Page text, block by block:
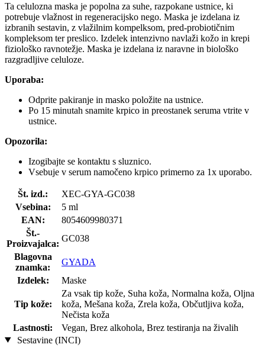
Ta celulozna maska je popolna za suhe, razpokane ustnice, ki
potrebuje vlažnost in regeneracijsko nego. Maska je izdelana iz
izbranih sestavin, z vlažilnim kompelksom, pred-probiotičnim
kompleksom ter preslico. Izdelek intenzivno navlaži kožo in krepi
fiziološko ravnotežje. Maska je izdelana iz naravne in biološko
razgradljive celuloze.
Uporaba:
Odprite pakiranje in masko položite na ustnice.
Po 15 minutah snamite krpico in preostanek seruma vtrite v
ustnice.
Opozorila:
Izogibajte se kontaktu s sluznico.
Vsebuje v serum namočeno krpico primerno za 1x uporabo.
Št. izd.:
XEC-GYA-GC038
Vsebina:
5 ml
EAN:
8054609980371
Št.-
Proizvajalca:
GC038
Blagovna
znamka:
GYADA
Izdelek:
Maske
Tip kože:
Za vsak tip kože, Suha koža, Normalna koža, Oljna
koža, Mešana koža, Zrela koža, Občutljiva koža,
Nečista koža
Lastnosti:
Vegan, Brez alkohola, Brez testiranja na živalih
Sestavine (INCI)